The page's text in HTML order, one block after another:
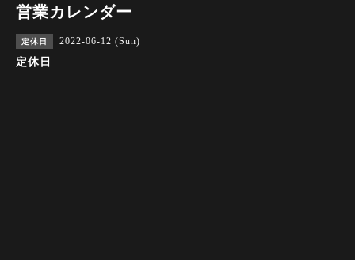
営業カレンダー
定休日 2022-06-12 (Sun)
定休日